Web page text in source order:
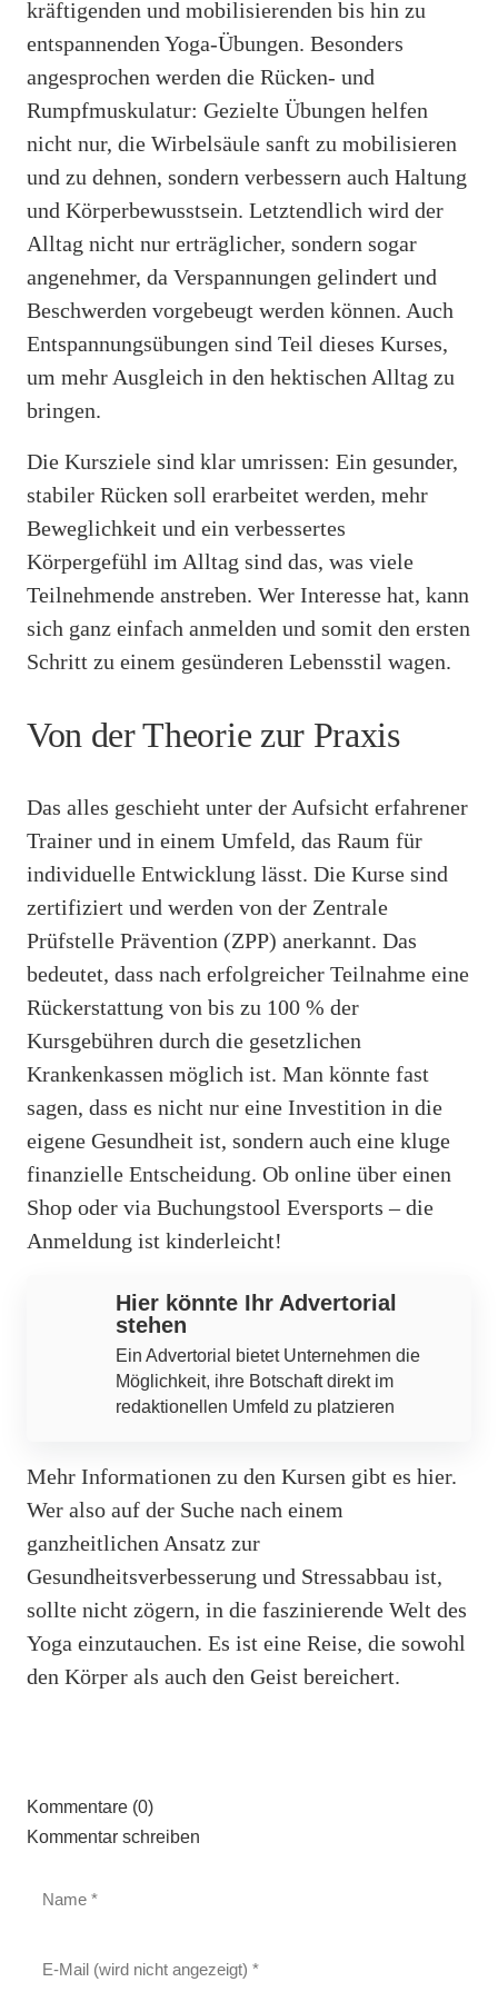
kräftigenden und mobilisierenden bis hin zu
entspannenden Yoga-Übungen. Besonders
angesprochen werden die Rücken- und
Rumpfmuskulatur: Gezielte Übungen helfen
nicht nur, die Wirbelsäule sanft zu mobilisieren
und zu dehnen, sondern verbessern auch Haltung
und Körperbewusstsein. Letztendlich wird der
Alltag nicht nur erträglicher, sondern sogar
angenehmer, da Verspannungen gelindert und
Beschwerden vorgebeugt werden können. Auch
Entspannungsübungen sind Teil dieses Kurses,
um mehr Ausgleich in den hektischen Alltag zu
bringen.
Die Kursziele sind klar umrissen: Ein gesunder,
stabiler Rücken soll erarbeitet werden, mehr
Beweglichkeit und ein verbessertes
Körpergefühl im Alltag sind das, was viele
Teilnehmende anstreben. Wer Interesse hat, kann
sich ganz einfach anmelden und somit den ersten
Schritt zu einem gesünderen Lebensstil wagen.
Von der Theorie zur Praxis
Das alles geschieht unter der Aufsicht erfahrener
Trainer und in einem Umfeld, das Raum für
individuelle Entwicklung lässt. Die Kurse sind
zertifiziert und werden von der Zentrale
Prüfstelle Prävention (ZPP) anerkannt. Das
bedeutet, dass nach erfolgreicher Teilnahme eine
Rückerstattung von bis zu 100 % der
Kursgebühren durch die gesetzlichen
Krankenkassen möglich ist. Man könnte fast
sagen, dass es nicht nur eine Investition in die
eigene Gesundheit ist, sondern auch eine kluge
finanzielle Entscheidung. Ob online über einen
Shop oder via Buchungstool Eversports – die
Anmeldung ist kinderleicht!
Hier könnte Ihr Advertorial
stehen
Ein Advertorial bietet Unternehmen die
Möglichkeit, ihre Botschaft direkt im
redaktionellen Umfeld zu platzieren
Mehr Informationen zu den Kursen gibt es hier.
Wer also auf der Suche nach einem
ganzheitlichen Ansatz zur
Gesundheitsverbesserung und Stressabbau ist,
sollte nicht zögern, in die faszinierende Welt des
Yoga einzutauchen. Es ist eine Reise, die sowohl
den Körper als auch den Geist bereichert.
Kommentare (0)
Kommentar schreiben